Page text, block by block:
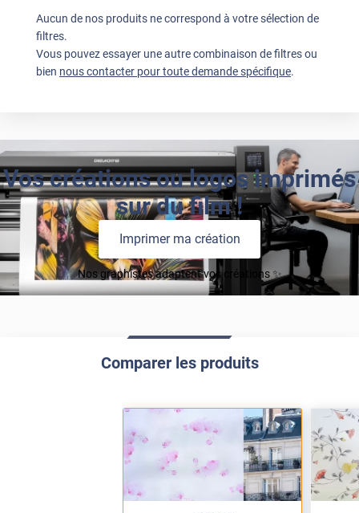
Aucun de nos produits ne correspond à votre sélection de
filtres.
Vous pouvez essayer une autre combinaison de filtres ou
bien nous contacter pour toute demande spécifique.
Vos créations ou logos imprimés
sur du film !
Imprimer ma création
Nos graphistes adaptent vos créations ✨
Comparer les produits